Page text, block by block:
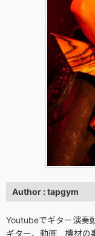
Author : tapgym
Youtubeでギター演奏
ギター、動画、機材の